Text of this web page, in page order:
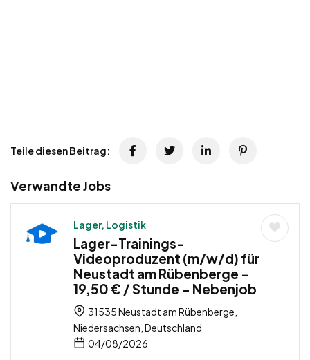
Teile diesen Beitrag:
Verwandte Jobs
Lager, Logistik
Lager-Trainings-
Videoproduzent (m/w/d) für
Neustadt am Rübenberge –
19,50 € / Stunde – Nebenjob
31535 Neustadt am Rübenberge,
Niedersachsen, Deutschland
04/08/2026